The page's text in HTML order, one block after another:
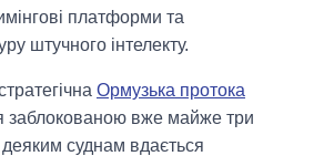
платформи та
штучного інтелекту.
Ормузька протока
заблокованою вже майже три
деяким суднам вдається